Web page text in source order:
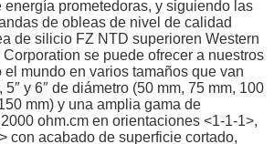
prometedoras, y siguiendo las
de obleas de nivel de calidad
de silicio FZ NTD superioren Western
Corporation se puede ofrecer a nuestros
el mundo en varios tamaños que van
5″ y 6″ de diámetro (50 mm, 75 mm, 100
mm) y una amplia gama de
ohm.cm en orientaciones <1-1-1>,
con acabado de superficie cortado,